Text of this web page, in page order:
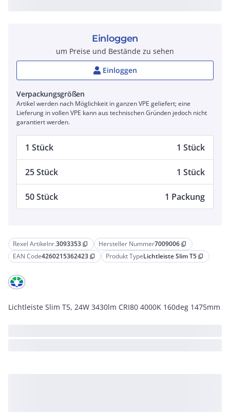
Rexel Artikelnr.3093353 content_copy Hersteller Nummer7009006 content_copy
EAN Code4260215362423 content_copy Produkt TypeLichtleiste Slim T5 content_copy
Lichtleiste Slim T5, 24W 3430lm CRI80 4000K 160deg 1475mm
Einloggen
um Preise und Bestände zu sehen
Einloggen
Verpackungsgrößen
Artikel werden nach Möglichkeit in ganzen VPE geliefert; eine
Lieferung in vollen VPE kann aus technischen Gründen jedoch nicht
garantiert werden.
1 Stück 1 Stück
25 Stück 1 Stück
50 Stück 1 Packung